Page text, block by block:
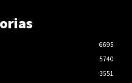
6695
5740
3551